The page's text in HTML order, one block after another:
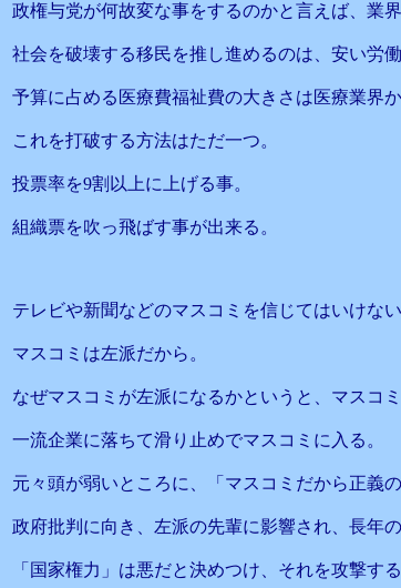
政権与党が何故変な事をするのかと言えば、業
社会を破壊する移民を推し進めるのは、安い労
予算に占める医療費福祉費の大きさは医療業界か
これを打破する方法はただ一つ。
投票率を9割以上に上げる事。
組織票を吹っ飛ばす事が出来る。
テレビや新聞などのマスコミを信じてはいけない
マスコミは左派だから。
なぜマスコミが左派になるかというと、マスコ
一流企業に落ちて滑り止めでマスコミに入る。
元々頭が弱いところに、「マスコミだから正義
政府批判に向き、左派の先輩に影響され、長年
「国家権力」は悪だと決めつけ、それを攻撃す